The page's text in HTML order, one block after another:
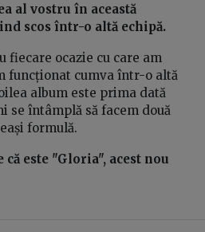
al vostru în această
scos într-o altă echipă.
fiecare ocazie cu care am
funcționat cumva într-o altă
album este prima dată
se întâmplă să facem două
formulă.
că este "Gloria", acest nou